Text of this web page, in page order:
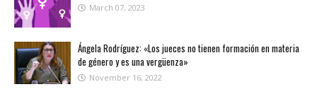
March 07, 2023
Ángela Rodríguez: «Los jueces no tienen formación en materia
de género y es una vergüenza»
November 16, 2022